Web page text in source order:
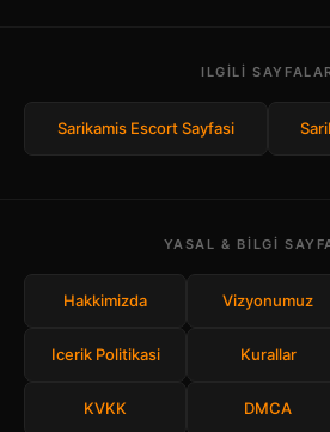
ILGILI
Sarikamis Escort Sayfasi
YASAL & BILGI
Hakkimizda Vizyonumuz
Icerik Politikasi Kurallar
KVKK DMCA